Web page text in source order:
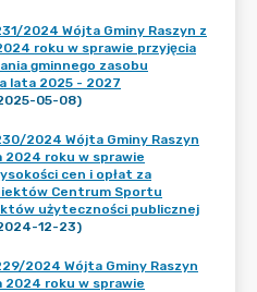
2024 Wójta Gminy Raszyn z
roku w sprawie przyjęcia
gminnego zasobu
lata 2025 - 2027
05-08)
2024 Wójta Gminy Raszyn
2024 roku w sprawie
cen i opłat za
Centrum Sportu
użyteczności publicznej
12-23)
2024 Wójta Gminy Raszyn
2024 roku w sprawie